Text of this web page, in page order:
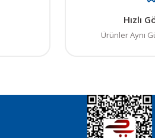
Hızlı
Ürünler Aynı